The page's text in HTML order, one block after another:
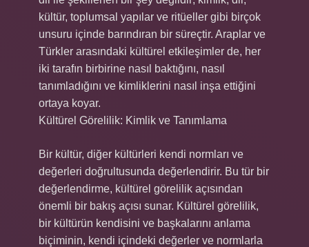
kültür, toplumsal yapılar ve ritüeller gibi birçok
unsuru içinde barındıran bir süreçtir. Araplar ve
Türkler arasındaki kültürel etkileşimler de, her
iki tarafın birbirine nasıl baktığını, nasıl
tanımladığını ve kimliklerini nasıl inşa ettiğini
ortaya koyar.
Kültürel Görelilik: Kimlik ve Tanımlama
Bir kültür, diğer kültürleri kendi normları ve
değerleri doğrultusunda değerlendirir. Bu tür bir
değerlendirme, kültürel görelilik açısından
önemli bir bakış açısı sunar. Kültürel görelilik,
bir kültürün kendisini ve başkalarını anlama
biçiminin, kendi içindeki değerler ve normlarla